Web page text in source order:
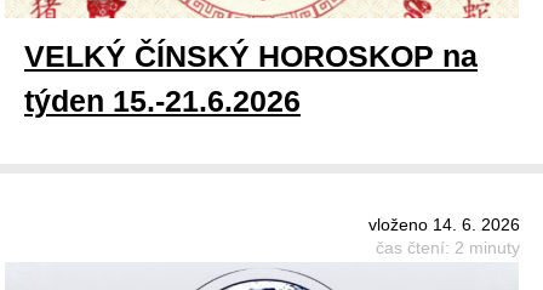
VELKÝ ČÍNSKÝ HOROSKOP na
týden 15.-21.6.2026
vloženo 14. 6. 2026
čas čtení: 2 minuty